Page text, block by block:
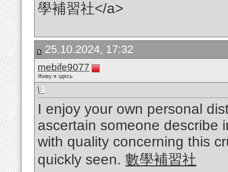
學補習社</a>
25.10.2024, 17:32
mebife9077
Живу я здесь
I enjoy your own personal
ascertain someone describe
with quality concerning this
quickly seen. 數學補習社